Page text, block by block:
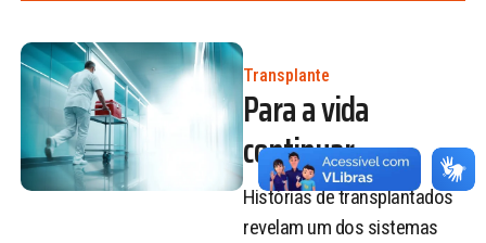
Transplante
Para a vida
continuar
Histórias de transplantados
revelam um dos sistemas